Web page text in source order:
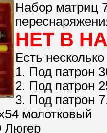
Набор матриц
НЕТ В
Есть
1. Под патрон
2. Под патрон
3. Под патрон
молотковый
Люгер